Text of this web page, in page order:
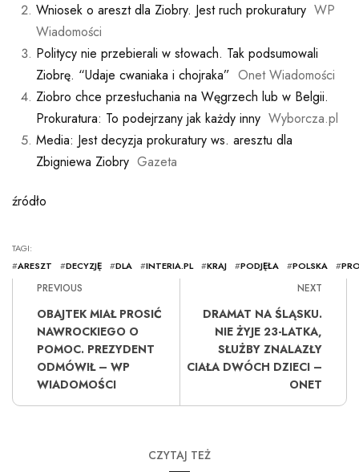
Wniosek o areszt dla Ziobry. Jest ruch prokuratury WP
Wiadomości
Politycy nie przebierali w słowach. Tak podsumowali
Ziobrę. “Udaje cwaniaka i chojraka” Onet Wiadomości
Ziobro chce przesłuchania na Węgrzech lub w Belgii.
Prokuratura: To podejrzany jak każdy inny Wyborcza.pl
Media: Jest decyzja prokuratury ws. aresztu dla
Zbigniewa Ziobry Gazeta
źródło
TAGI:
#ARESZT #DECYZJĘ #DLA #INTERIA.PL #KRAJ #PODJĘŁA #POLSKA #
PREVIOUS
OBAJTEK MIAŁ PROSIĆ
NAWROCKIEGO O
POMOC. PREZYDENT
ODMÓWIŁ – WP
WIADOMOŚCI
NEXT
DRAMAT NA ŚLĄSKU.
NIE ŻYJE 23-LATKA,
SŁUŻBY ZNALAZŁY
CIAŁA DWÓCH DZIECI –
ONET
CZYTAJ TEŻ